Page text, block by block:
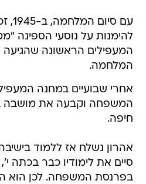
עם
להימנות על נוסעי הספינה
המעפילים הראשונה
המלחמה.
אחרי שבועיים במחנה
המשפחה וקבעה את מושבה
חיפה.
אהרון נשלח אז ללמוד
סיים את לימודיו כבר בכתה
בפרנסת המשפחה. לכן הוא